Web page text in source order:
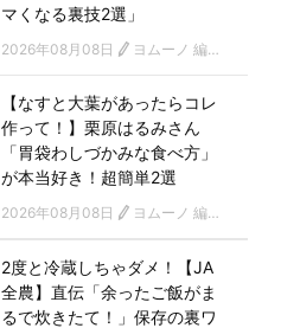
マくなる裏技2選」
2026年08月08日 ヨムーノ 編集部
【なすと大葉があったらコレ
作って！】栗原はるみさん
「胃袋わしづかみな食べ方」
が本当好き！超簡単2選
2026年08月08日 ヨムーノ 編集部
2度と冷蔵しちゃダメ！【JA
全農】直伝「余ったご飯がま
るで炊きたて！」保存の裏ワ